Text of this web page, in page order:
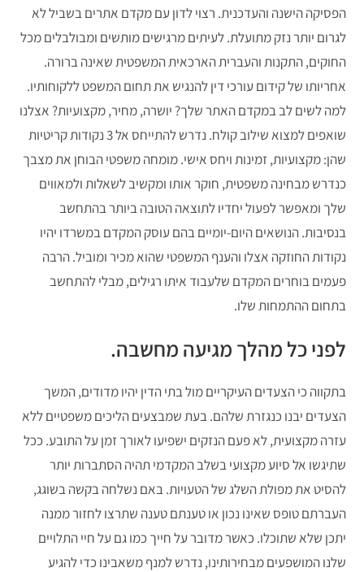
הפסיקה הישנה והעדכנית. רצוי לדון עם מקדם אתרים בשביל לא
לגרום יותר נזק מתועלת. לעיתים מרגישים מותשים ומבולבלים מכל
החוקים, התקנות והעברית הארכאית המשפטית שאינה ברורה.
אחריותו של קידום עורכי דין להנגיש את תחום המשפט ללקוחותיו.
למה לשים לב במקדם האתר שלך? יושרה, מחיר, מקצועיות? אצלנו
שואפים למצוא שילוב קולח. נדרש להתייחס אל 3 נקודות קריטיות
שהן: מקצועיות, זמינות ויחס אישי. מומחה משפטי הבוחן את מצבך
כנדרש מבחינה משפטית, חוקר אותו ומקשיב לשאלות ולמאווים
שלך ומאפשר לפעול יחדיו לתוצאה הטובה ביותר בהתחשב
בנסיבות. הנושאים היום-יומיים בהם עוסק המקדם במשרדו יהיו
נקודות החוזקה אצלו והענף המשפטי שהוא מכיר ומוביל. הרבה
פעמים בוחרים המקדם שלעבוד איתו רגילים, מבלי להתחשב
בתחום ההתמחות שלו.
לפני כל מהלך מגיעה מחשבה.
בתקווה כי הצעדים העיקריים מול בתי הדין יהיו מדודים, המשך
הצעדים יבנו כנגזרת שלהם. בעת שמבצעים הליכים משפטיים ללא
עזרה מקצועית, לא פעם הנזקים ישפיעו לאורך זמן על התובע. ככל
שתיגשו אל סיוע מקצועי בשלב המקדמי תהיה הסתברות יותר
להסיט את מפולת השלג של הטעויות. באם נשלחה בקשה בשוגג,
העברתם טופס שאינו נכון או טענתם טענה שתרצו לחזור ממנה
יתכן שלא שתוכלו. כאשר מדובר על חייך כמו גם על חיי התלויים
שלנו המושפעים מבחירותינו, נדרש למנף משאבינו כדי להגיע